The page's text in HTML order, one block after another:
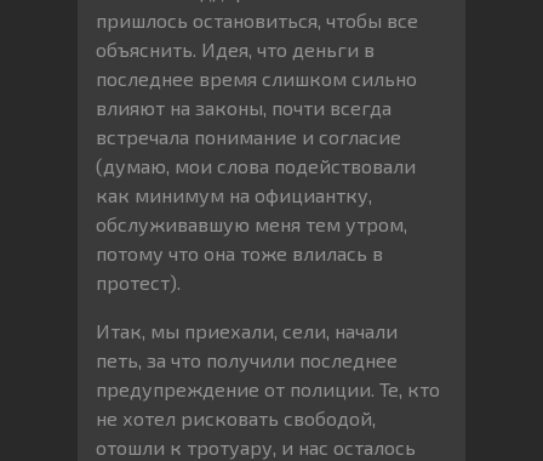
пришлось остановиться, чтобы все
объяснить. Идея, что деньги в
последнее время слишком сильно
влияют на законы, почти всегда
встречала понимание и согласие
(думаю, мои слова подействовали
как минимум на официантку,
обслуживавшую меня тем утром,
потому что она тоже влилась в
протест).
Итак, мы приехали, сели, начали
петь, за что получили последнее
предупреждение от полиции. Те, кто
не хотел рисковать свободой,
отошли к тротуару, и нас осталось